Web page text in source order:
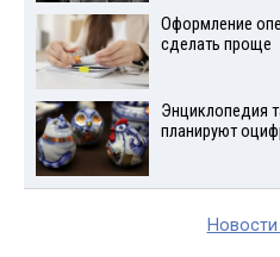
Оформление
сделать проще
Энциклопедия
планируют